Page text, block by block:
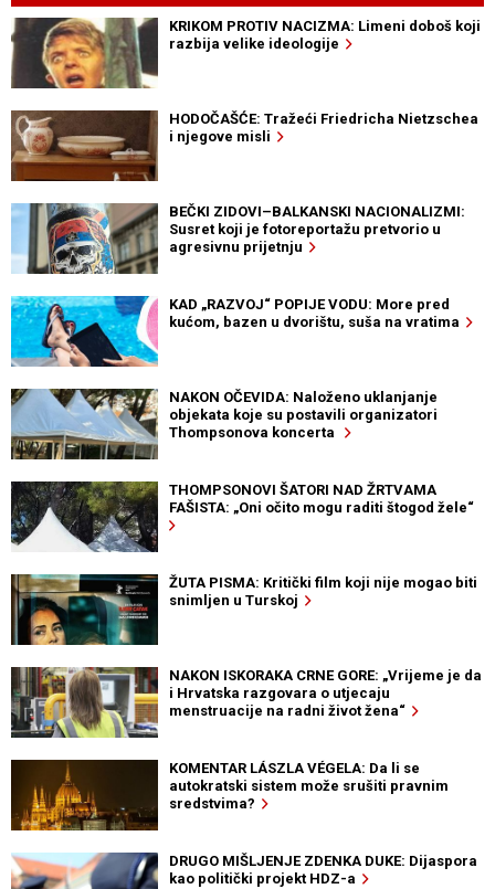
KRIKOM PROTIV NACIZMA: Limeni doboš koji
razbija velike ideologije
HODOČAŠĆE: Tražeći Friedricha Nietzschea
i njegove misli
BEČKI ZIDOVI–BALKANSKI NACIONALIZMI:
Susret koji je fotoreportažu pretvorio u
agresivnu prijetnju
KAD „RAZVOJ“ POPIJE VODU: More pred
kućom, bazen u dvorištu, suša na vratima
NAKON OČEVIDA: Naloženo uklanjanje
objekata koje su postavili organizatori
Thompsonova koncerta
THOMPSONOVI ŠATORI NAD ŽRTVAMA
FAŠISTA: „Oni očito mogu raditi štogod žele“
ŽUTA PISMA: Kritički film koji nije mogao biti
snimljen u Turskoj
NAKON ISKORAKA CRNE GORE: „Vrijeme je da
i Hrvatska razgovara o utjecaju
menstruacije na radni život žena“
KOMENTAR LÁSZLA VÉGELA: Da li se
autokratski sistem može srušiti pravnim
sredstvima?
DRUGO MIŠLJENJE ZDENKA DUKE: Dijaspora
kao politički projekt HDZ-a